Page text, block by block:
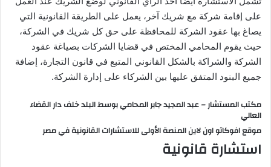
على إقامة شركة مع شريك آخر، يعمل على الطريقة القانونية التي
يصاغ بها عقود الشركة للمحافظة على حق كل شريك في الشركة،
حيث يقوم المحامي المختص في قضايا الشركات بصياغة عقود
الشركة والشراكة بالشكل القانوني المتبع في قانون التجارة، إضافة
جميع البنود المتفق عليها بين الشركاء على إدارة الشركة.
مكتب المستشار – عبد المجيد جابر المحامي بوسط البلد خلف دار القضاء
العالي
موقع افوكاتو اون لاين المنصة الأولى للاستشارات القانونية في مصر
استشارة قانونية